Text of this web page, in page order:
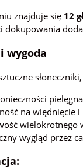
znajduje się 12
dokupowania
wygoda
na więdnięcie
wielokrotnego
wygląd przez